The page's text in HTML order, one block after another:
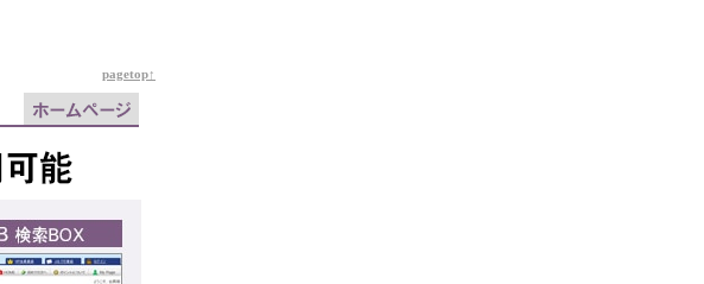
pagetop↑